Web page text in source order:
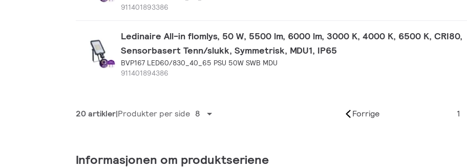
911401893386
Ledinaire All-in flomlys, 50 W, 5500 lm, 6000 lm, 3000 K, 4000 K, 6500 K, CRI80,
Sensorbasert Tenn/slukk, Symmetrisk, MDU1, IP65
BVP167 LED60/830_40_65 PSU 50W SWB MDU
911401894386
20 artikler Produkter per side 8 Forrige 1
Informasjonen om produktseriene